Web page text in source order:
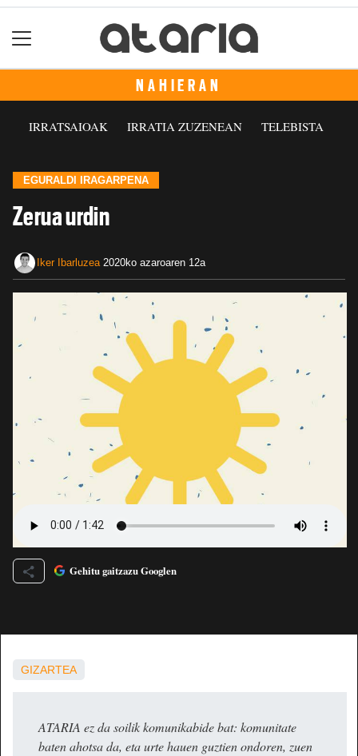
NAHIERAN
IRRATSAIOAK IRRATIA ZUZENEAN TELEBISTA
EGURALDI IRAGARPENA
Zerua urdin
Iker Ibarluzea 2020ko azaroaren 12a
Gehitu gaitzazu Googlen
GIZARTEA
ATARIA ez da soilik komunikabide bat: komunitate
baten ahotsa da, eta urte hauen guztien ondoren, zuen